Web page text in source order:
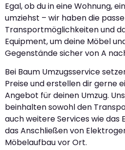
Egal, ob du in eine Wohnung,
umziehst – wir haben die
Transportmöglichkeiten und
Equipment, um deine Möbel
Gegenstände sicher von A
Bei Baum Umzugsservice
Preise und erstellen dir gerne
Angebot für deinen Umzug.
beinhalten sowohl den
auch weitere Services wie das
das Anschließen von
Möbelaufbau vor Ort.